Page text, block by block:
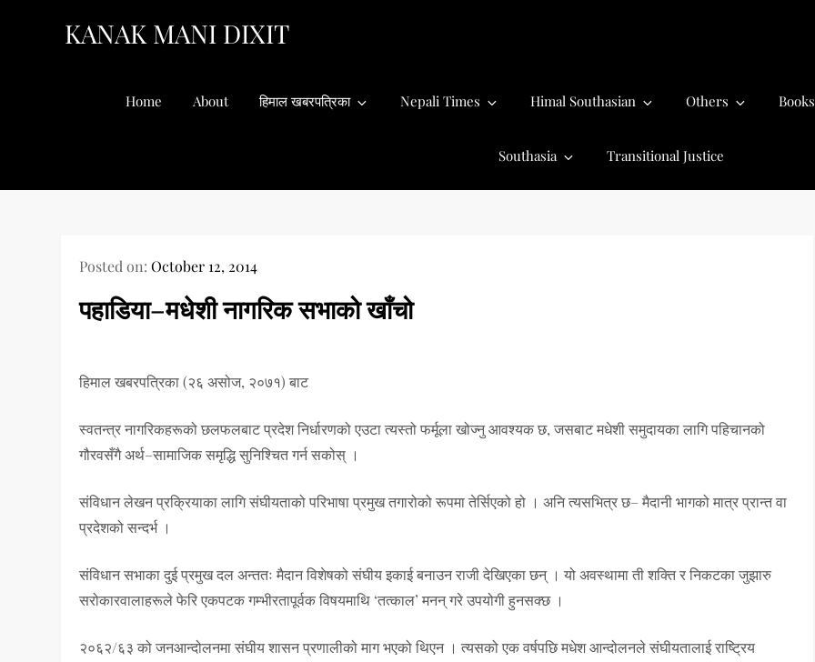
KANAK MANI DIXIT
Home About हिमाल खबरपत्रिका Nepali Times Himal Southasian Others Books
Southasia Transitional Justice
Posted on:October 12, 2014
पहाडिया–मधेशी नागरिक सभाको खाँचो
हिमाल खबरपत्रिका (२६ असोज, २०७१) बाट
स्वतन्त्र नागरिकहरूको छलफलबाट प्रदेश निर्धारणको एउटा त्यस्तो फर्मूला खोज्नु आवश्यक छ, जसबाट मधेशी समुदायका लागि पहिचानको
गौरवसँगै अर्थ–सामाजिक समृद्धि सुनिश्चित गर्न सकोस् ।
संविधान लेखन प्रक्रियाका लागि संघीयताको परिभाषा प्रमुख तगारोको रूपमा तेर्सिएको हो । अनि त्यसभित्र छ– मैदानी भागको मात्र प्रान्त वा
प्रदेशको सन्दर्भ ।
संविधान सभाका दुई प्रमुख दल अन्ततः मैदान विशेषको संघीय इकाई बनाउन राजी देखिएका छन् । यो अवस्थामा ती शक्ति र निकटका जुझारु
सरोकारवालाहरूले फेरि एकपटक गम्भीरतापूर्वक विषयमाथि ‘तत्काल’ मनन् गरे उपयोगी हुनसक्छ ।
२०६२/६३ को जनआन्दोलनमा संघीय शासन प्रणालीको माग भएको थिएन । त्यसको एक वर्षपछि मधेश आन्दोलनले संघीयतालाई राष्ट्रिय